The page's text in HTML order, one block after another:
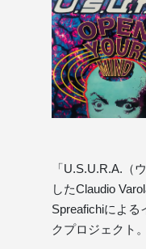
「U.S.U.R.A.（
したClaudio
Spreafichiによる
クプロジェクト。